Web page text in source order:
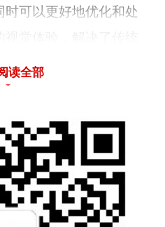
可以更好地优化和处
多不足。驾驶者可以通
图像显示、进行场景切
盲区预警、障碍物提示
来更自如的驾驶体验以
读全部